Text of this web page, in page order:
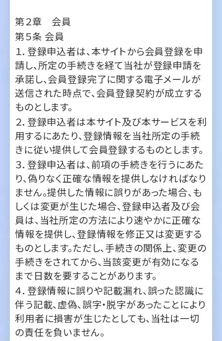
請し、所定の手続きを経て当社が登録申請を
承諾し、会員登録完了に関する電子メールが
送信された時点で、会員登録契約が成立する
ものとします。
２．登録申込者は本サイト及び本サービスを利
用するにあたり、登録情報を当社所定の手続
きに従い提供して会員登録するものとします。
３．登録申込者は、前項の手続きを行うにあた
り、偽りなく正確な情報を提供しなければなり
ません。提供した情報に誤りがあった場合、も
しくは変更が生じた場合、登録申込者及び会
員は、当社所定の方法により速やかに正確な
情報を提供し、登録情報を修正又は変更する
ものとします。ただし、手続きの関係上、変更の
手続きをされてから、当該変更が有効になる
まで日数を要することがあります。
４．登録情報に誤りや記載漏れ、誤った認識に
伴う記載、虚偽、誤字・脱字があったことにより
利用者に損害が生じたとしても、当社は一切
の責任を負いません。
５．本サービスを利用中に会員が日刊工IDの
利用資格を失うと、以後、本サービスを利用で
きなくなります。